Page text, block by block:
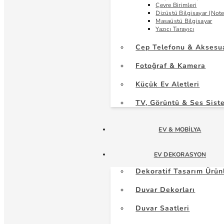
Çevre Birimleri
Dizüstü Bilgisayar
Masaüstü Bilgisayar
Yazıcı Tarayıcı
Cep Telefonu &
Fotoğraf & Kamera
Küçük Ev Aletleri
TV, Görüntü & Ses
EV & MOBILYA
EV DEKORASYON
Dekoratif Tasarım
Duvar Dekorları
Duvar Saatleri